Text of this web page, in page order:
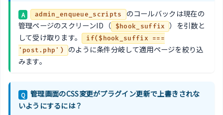
A admin_enqueue_scripts
のコールバックは現在の
管理ページのスクリーンID（
$hook_suffix
）を引数と
して受け取ります。
if($hook_suffix ===
'post.php')
のように条件分岐して適用ページを絞り込
みます。
Q
管理画面のCSS変更がプラグイン更新で上書きされな
いようにするには？